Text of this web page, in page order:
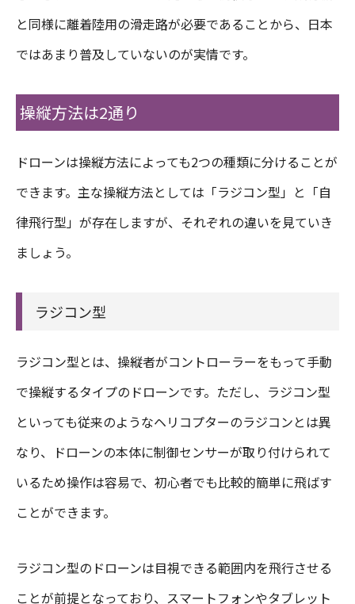
と同様に離着陸用の滑走路が必要であることから、日本
ではあまり普及していないのが実情です。
操縦方法は2通り
ドローンは操縦方法によっても2つの種類に分けることが
できます。主な操縦方法としては「ラジコン型」と「自
律飛行型」が存在しますが、それぞれの違いを見ていき
ましょう。
ラジコン型
ラジコン型とは、操縦者がコントローラーをもって手動
で操縦するタイプのドローンです。ただし、ラジコン型
といっても従来のようなヘリコプターのラジコンとは異
なり、ドローンの本体に制御センサーが取り付けられて
いるため操作は容易で、初心者でも比較的簡単に飛ばす
ことができます。
ラジコン型のドローンは目視できる範囲内を飛行させる
ことが前提となっており、スマートフォンやタブレット